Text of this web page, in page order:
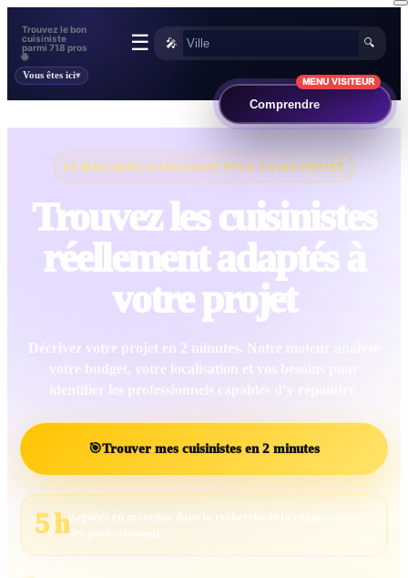
Trouvez le bon
cuisiniste
parmi 718 pros
🌐
🎤 🔍
☰
Vous êtes ici
LE MATCHING INTELLIGENT POUR VOTRE PROJET
Trouvez les cuisinistes
réellement adaptés à
votre projet
Décrivez votre projet en 2 minutes. Notre moteur analyse
votre budget, votre localisation et vos besoins pour
identifier les professionnels capables d’y répondre.
🎯Trouver mes cuisinistes en 2 minutes
5 hgagnées en moyenne dans la recherche et la comparaison
des professionnels
MENU VISITEUR
Comprendre